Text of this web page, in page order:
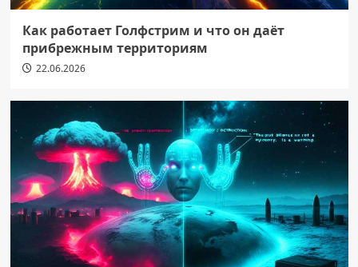
Как работает Голфстрим и что он даёт
прибрежным территориям
22.06.2026